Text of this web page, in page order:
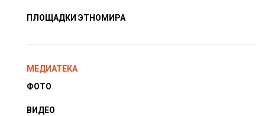
ПЛОЩАДКИ ЭТНОМИРА
МЕДИАТЕКА
ФОТО
ВИДЕО